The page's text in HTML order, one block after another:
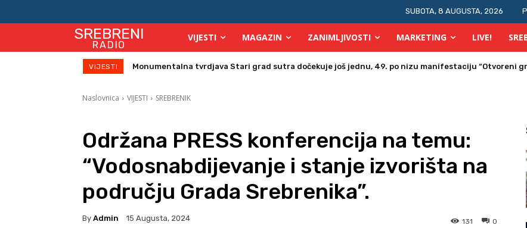
SUBOTA, 8 AUGUSTA, 2026
SREBRENI
RADIO
VIJESTI MAGAZIN ZANIMLJIVOSTI MARKETING LIVE!
VIJESTI Monumentalna tvrdjava Stari grad sutra dočekuje još jednu, 49. po nizu manifestaciju “Otvoreni
Direktor Vijeća stranih investitora u Bosni i Hercegovini posjetio Srebrenik
Naslovnica VIJESTI SREBRENIK
Održana PRESS konferencija na temu:
“Vodosnabdijevanje i stanje izvorišta na
području Grada Srebrenika”.
By Admin 15 Augusta, 2024 0
131